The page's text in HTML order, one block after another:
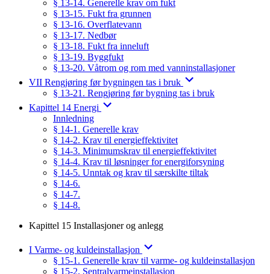
§ 13-14. Generelle krav om fukt
§ 13-15. Fukt fra grunnen
§ 13-16. Overflatevann
§ 13-17. Nedbør
§ 13-18. Fukt fra inneluft
§ 13-19. Byggfukt
§ 13-20. Våtrom og rom med vanninstallasjoner
VII Rengjøring før bygningen tas i bruk
§ 13-21. Rengjøring før bygning tas i bruk
Kapittel 14 Energi
Innledning
§ 14-1. Generelle krav
§ 14-2. Krav til energieffektivitet
§ 14-3. Minimumskrav til energieffektivitet
§ 14-4. Krav til løsninger for energiforsyning
§ 14-5. Unntak og krav til særskilte tiltak
§ 14-6.
§ 14-7.
§ 14-8.
Kapittel 15 Installasjoner og anlegg
I Varme- og kuldeinstallasjon
§ 15-1. Generelle krav til varme- og kuldeinstallasjon
§ 15-2. Sentralvarmeinstallasjon